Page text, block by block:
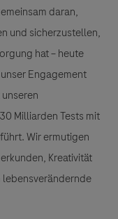
daran,
und sicherzustellen,
hat – heute
Engagement
Milliarden Tests mit
Wir ermutigen
Kreativität
lebensverändernde